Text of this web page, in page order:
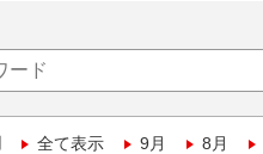
全て表示 9月 8月